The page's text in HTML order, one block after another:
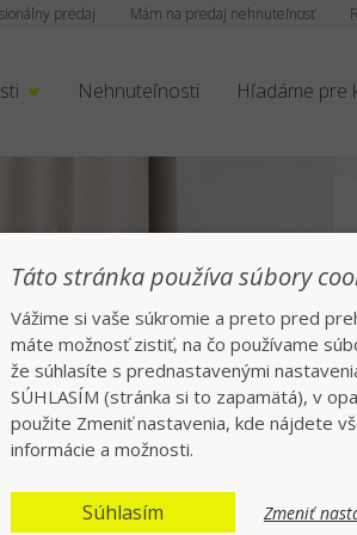
Mám na predaj nehnuteľnosť
predaj
Nehnuteľnosti Hľadáme pre
Nechajte všetko na nás,
Táto stránka používa súbory
Vážime si vaše súkromie a preto pred
máte možnosť zistiť, na čo používame
že súhlasíte s prednastavenými
SÚHLASÍM (stránka si to zapamätá), v
použite Zmeniť nastavenia, kde nájdete
informácie a možnosti.
Súhlasím Zmeniť